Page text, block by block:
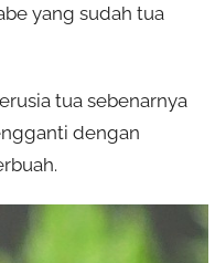
yang sudah tua
tua sebenarnya
dengan